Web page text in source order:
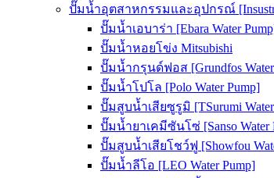
ปั๊มน้ำอุตสาหกรรมและอุปกรณ์
ปั๊มน้ำเอบาร่า [Ebara Water
ปั๊มน้ำหอยโข่ง Mitsubishi
ปั๊มน้ำกรุนด์ฟอส [Grundfos Water
ปั๊มน้ำโปโล [Polo Water Pump]
ปั๊มสูบน้ำเสียซูรูมิ [TSurumi
ปั๊มน้ำยาเคมีซันโซ่ [Sanso Water
ปั๊มสูบน้ำเสียโชว์ฟู [Showfou
ปั๊มน้ำลีโอ [LEO Water Pump]